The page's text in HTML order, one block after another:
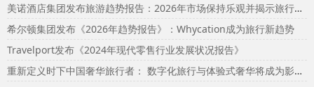
美诺酒店集团发布旅游趋势报告：2026年市场保持乐观并揭示旅行者渴望联结
希尔顿集团发布《2026年趋势报告》：Whycation成为旅行新趋势
Travelport发布《2024年现代零售行业发展状况报告》
重新定义时下中国奢华旅行者： 数字化旅行与体验式奢华将成为影响2024年旅行选择的关键词